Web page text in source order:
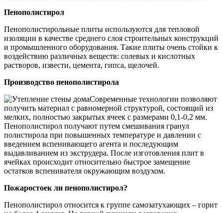
Пенополистирол
Пенополистирольные плиты используются для тепловой
изоляции в качестве среднего слоя строительных конструкций
и промышленного оборудования. Такие плиты очень стойки к
воздействию различных веществ: солевых и кислотных
растворов, извести, цемента, гипса, щелочей.
Производство пенополистирола
Современные технологии позволяют
получить материал с равномерной структурой, состоящий из
мелких, полностью закрытых ячеек с размерами 0,1-0,2 мм.
Пенополистирол получают путем смешивания гранул
полистирола при повышенных температуре и давлении с
введением вспенивающего агента и последующим
выдавливанием из экструдера. После изготовления плит в
ячейках происходит относительно быстрое замещение
остатков вспенивателя окружающим воздухом.
Пожаростоек ли пенополистирол?
Пенополистирол относится к группе самозатухающих – горит